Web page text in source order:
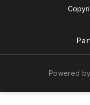
Powered